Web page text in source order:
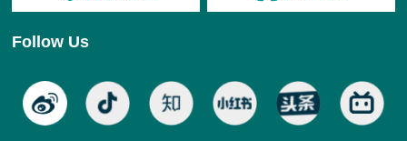
Follow Us